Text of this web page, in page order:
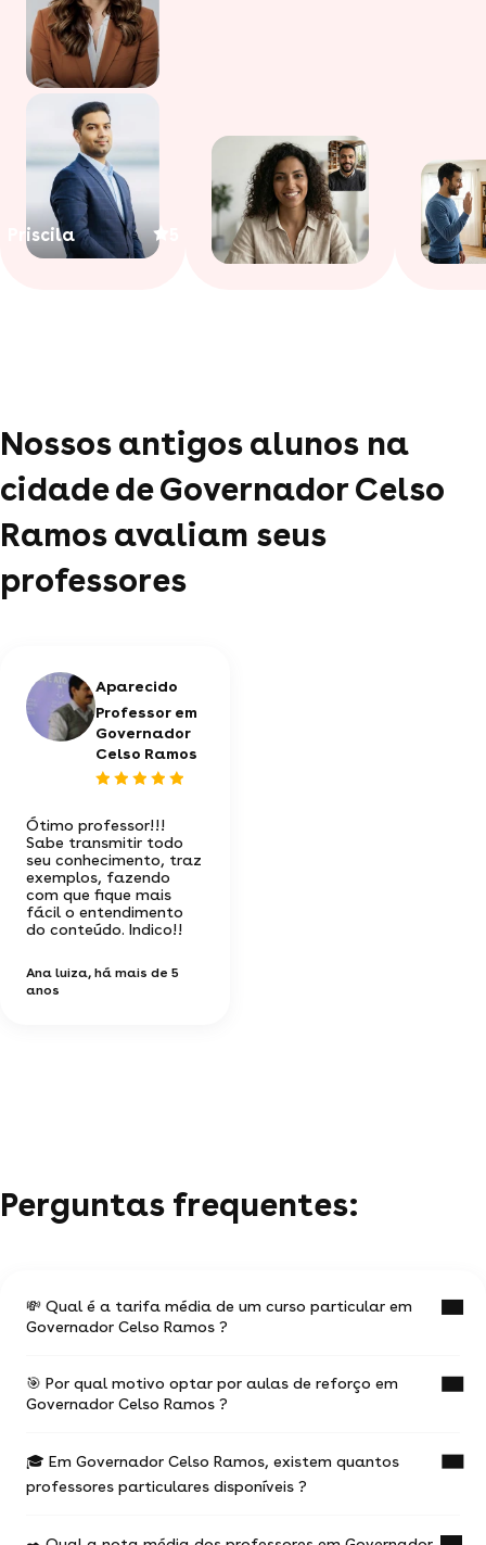
Priscila
Nossos antigos alunos na
cidade de Governador Celso
Ramos avaliam seus
professores
Aparecido
Professor em
Governador
Celso Ramos
Ótimo professor!!!
Sabe transmitir todo
seu conhecimento, traz
exemplos, fazendo
com que fique mais
fácil o entendimento
do conteúdo. Indico!!
Ana luiza, há mais de 5
anos
Perguntas frequentes:
💸 Qual é a tarifa média de um curso particular em
Governador Celso Ramos ?
O valor médio de uma aula particular
em Governador Celso Ramos é de R$ 55.
Esses valores podem variar de acordo com
o local do curso (online ou a domicílio) e a
🎯 Por qual motivo optar por aulas de reforço em
Governador Celso Ramos ?
Ter aulas com um professor experiente na
temática desejada vai te ajudar a progredir mais
🎓 Em Governador Celso Ramos, existem quantos
professores particulares disponíveis ?